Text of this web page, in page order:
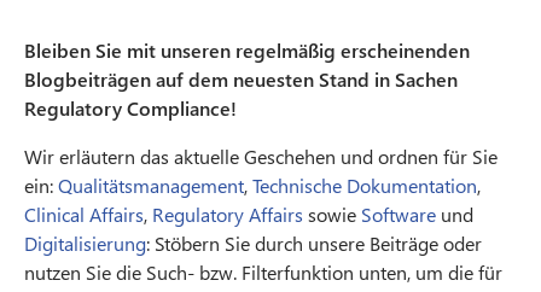
Bleiben Sie mit unseren regelmäßig erscheinenden
Blogbeiträgen auf dem neuesten Stand in Sachen
Regulatory Compliance!
Wir erläutern das aktuelle Geschehen und ordnen für Sie
ein:Qualitätsmanagement,Technische Dokumentation,
Clinical Affairs, Regulatory Affairs sowie Software und
Digitalisierung: Stöbern Sie durch unsere Beiträge oder
nutzen Sie die Such- bzw. Filterfunktion unten, um die für